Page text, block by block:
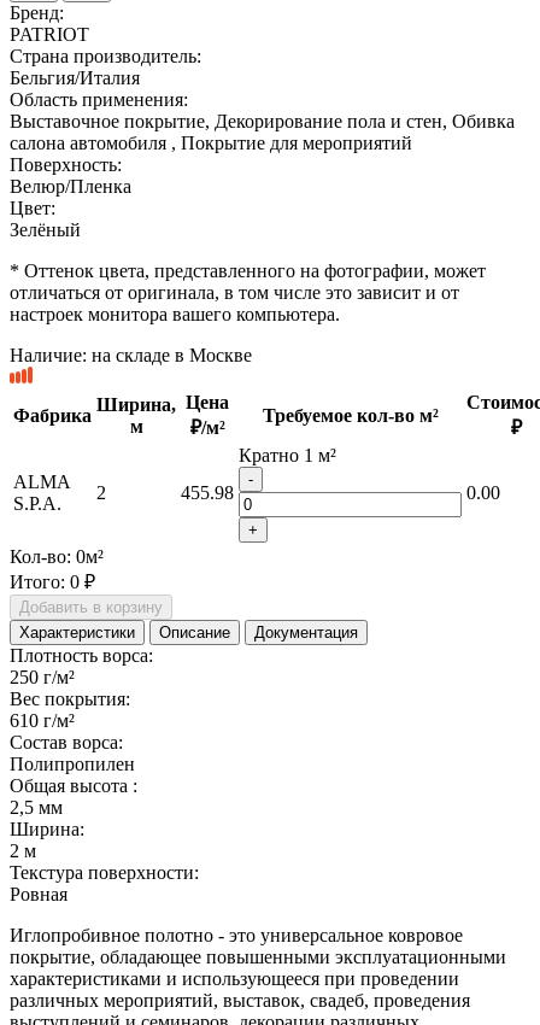
Бренд:
PATRIOT
Страна производитель:
Бельгия/Италия
Область применения:
Выставочное покрытие, Декорирование пола и стен, Обивка
салона автомобиля , Покрытие для мероприятий
Поверхность:
Велюр/Пленка
Цвет:
Зелёный
* Оттенок цвета, представленного на фотографии, может
отличаться от оригинала, в том числе это зависит и от
настроек монитора вашего компьютера.
Наличие: на складе в Москве
Фабрика
Ширина,
м
Цена
₽/м²
Требуемое кол-во м²
₽
ALMA
S.P.A.
2 455.98
Кратно 1 м²
-
+
0.00
Кол-во: 0м²
Итого: 0 ₽
Добавить в корзину
Характеристики
Описание Документация
Плотность ворса:
250 г/м²
Вес покрытия:
610 г/м²
Состав ворса:
Полипропилен
Общая высота :
2,5 мм
Ширина:
2 м
Текстура поверхности:
Ровная
Иглопробивное полотно - это универсальное ковровое
покрытие, обладающее повышенными эксплуатационными
характеристиками и использующееся при проведении
различных мероприятий, выставок, свадеб, проведения